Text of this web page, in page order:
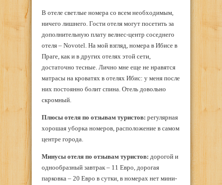
В отеле светлые номера со всем необходимым,
ничего лишнего. Гости отеля могут посетить за
дополнительную плату велнес-центр соседнего
отеля – Novotel. На мой взгляд, номера в Ибисе в
Праге, как и в других отелях этой сети,
достаточно тесные. Лично мне еще не нравятся
матрасы на кроватях в отелях Ибис: у меня после
них постоянно болит спина. Отель довольно
скромный.
Плюсы отеля по отзывам туристов: регулярная
хорошая уборка номеров, расположение в самом
центре города.
Минусы отеля по отзывам туристов: дорогой и
однообразный завтрак – 11 Евро, дорогая
парковка – 20 Евро в сутки, в номерах нет мини-